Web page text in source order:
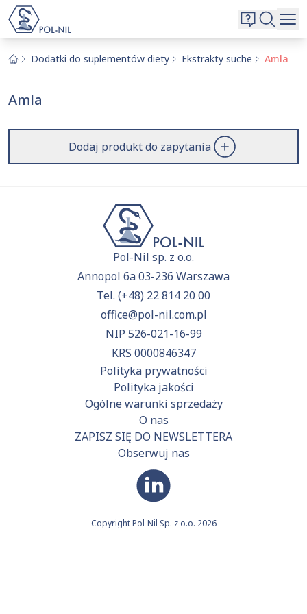
Kontakt
Dodatki do suplementów diety Ekstrakty suche Amla
Amla
Dodaj produkt do zapytania
Pol-Nil sp. z o.o.
Annopol 6a 03-236 Warszawa
Tel. (+48) 22 814 20 00
office@pol-nil.com.pl
NIP 526-021-16-99
KRS 0000846347
Polityka prywatności
Polityka jakości
Ogólne warunki sprzedaży
O nas
ZAPISZ SIĘ DO NEWSLETTERA
Obserwuj nas
Copyright Pol-Nil Sp. z o.o. 2026
Wybrane surowce i substancje
Przejdź doofertyi dodaj surowce, o których chcesz
dowiedzieć się więcej.
Wyszukiwarka
Szukaj